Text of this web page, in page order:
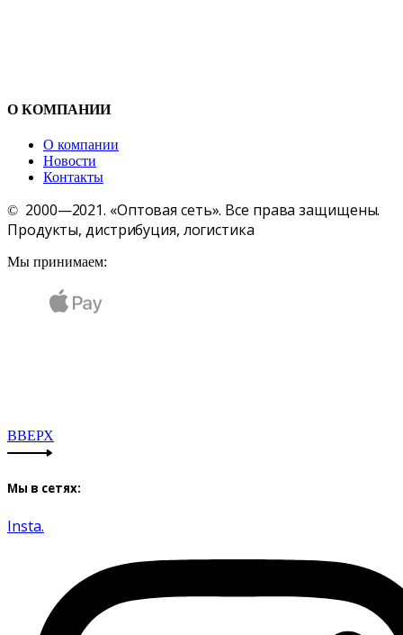
О КОМПАНИИ
О компании
Новости
Контакты
© 2000—2021. «Оптовая сеть». Все права защищены.
Продукты, дистрибуция, логистика
Мы принимаем:
ВВЕРХ
Мы в сетях:
Insta.